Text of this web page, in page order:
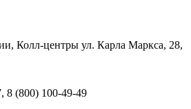
Колл-центры ул. Карла Маркса, 28,
8 (800) 100-49-49